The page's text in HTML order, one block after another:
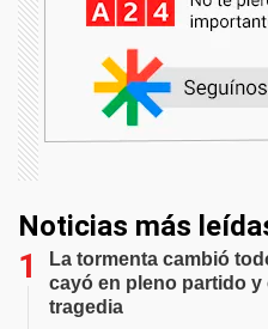
Noticias más
La tormenta cambió
cayó en pleno partido
tragedia